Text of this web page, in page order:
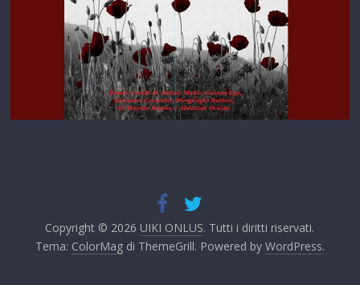
Copyright © 2026 UIKI ONLUS. Tutti i diritti riservati.
Tema: ColorMagdi ThemeGrill. Powered by WordPress.